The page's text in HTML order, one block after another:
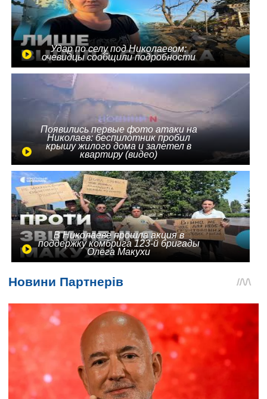
Удар по селу под Николаевом:
очевидцы сообщили подробности
Появились первые фото атаки на
Николаев: беспилотник пробил
крышу жилого дома и залетел в
квартиру (видео)
В Николаеве прошла акция в
поддержку комбрига 123-й бригады
Олега Макухи